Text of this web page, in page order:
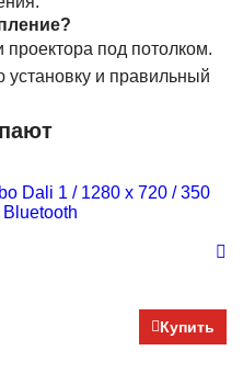
под потолком.
установку и правильный
Dali 1 / 1280 х 720 / 350
Купить